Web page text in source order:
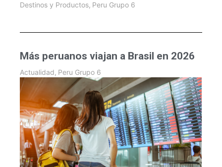
Destinos y Productos, Peru Grupo 6
Más peruanos viajan a Brasil en 2026
Actualidad, Peru Grupo 6